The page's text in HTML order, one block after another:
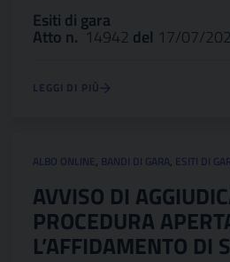
Esiti di gara
Atto n. 14942 del 17/07/
LEGGI DI PIÙ
ALBO ONLINE, BANDI DI GARA, ESITI DI
AVVISO DI
PROCEDURA
L’AFFIDAMENTO DI